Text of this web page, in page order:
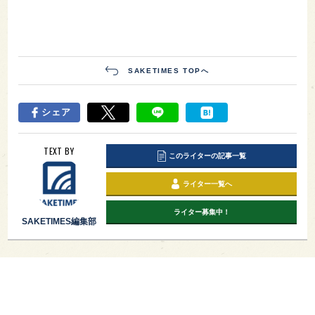
SAKETIMES TOPへ
シェア
TEXT BY
SAKETIMES編集部
このライターの記事一覧
ライター一覧へ
ライター募集中！